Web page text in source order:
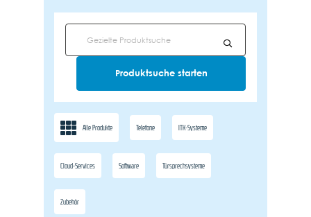
Alle Produkte Telefone ITK-Systeme
Cloud-Services Software Türsprechsysteme
Zubehör